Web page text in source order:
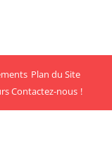
Plan du Site
Contactez-nous !